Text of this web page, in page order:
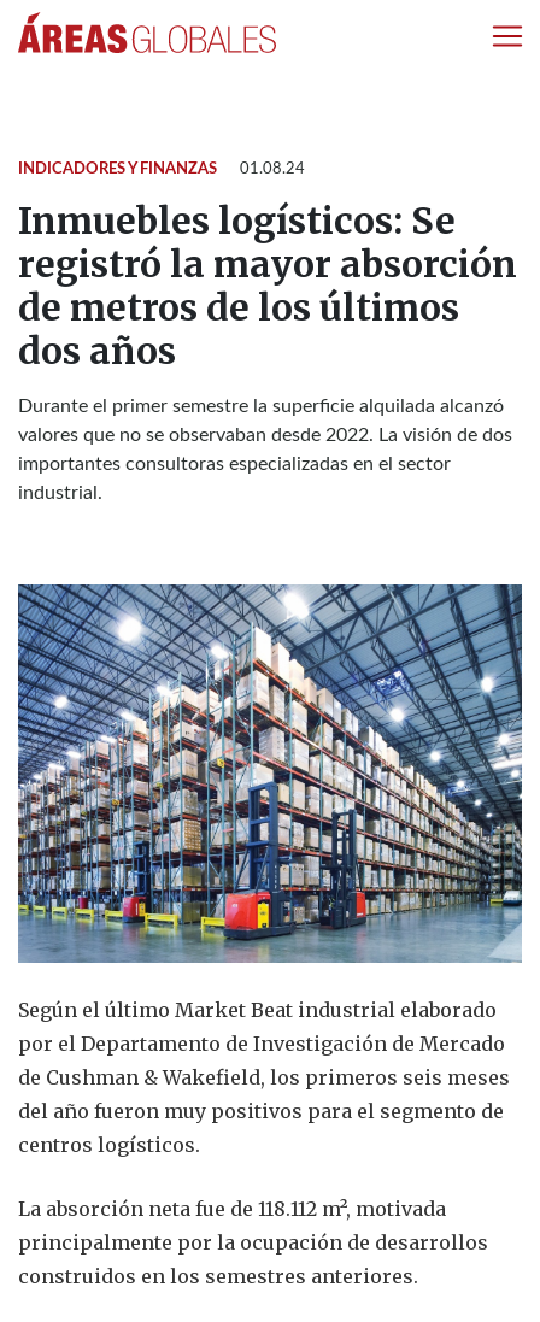
INDICADORES Y FINANZAS 01.08.24
Inmuebles logísticos: Se
registró la mayor absorción
de metros de los últimos
dos años
Durante el primer semestre la superficie alquilada alcanzó
valores que no se observaban desde 2022. La visión de dos
importantes consultoras especializadas en el sector
industrial.
Según el último Market Beat industrial elaborado
por el Departamento de Investigación de Mercado
de Cushman & Wakefield, los primeros seis meses
del año fueron muy positivos para el segmento de
centros logísticos.
La absorción neta fue de 118.112 m², motivada
principalmente por la ocupación de desarrollos
construidos en los semestres anteriores.